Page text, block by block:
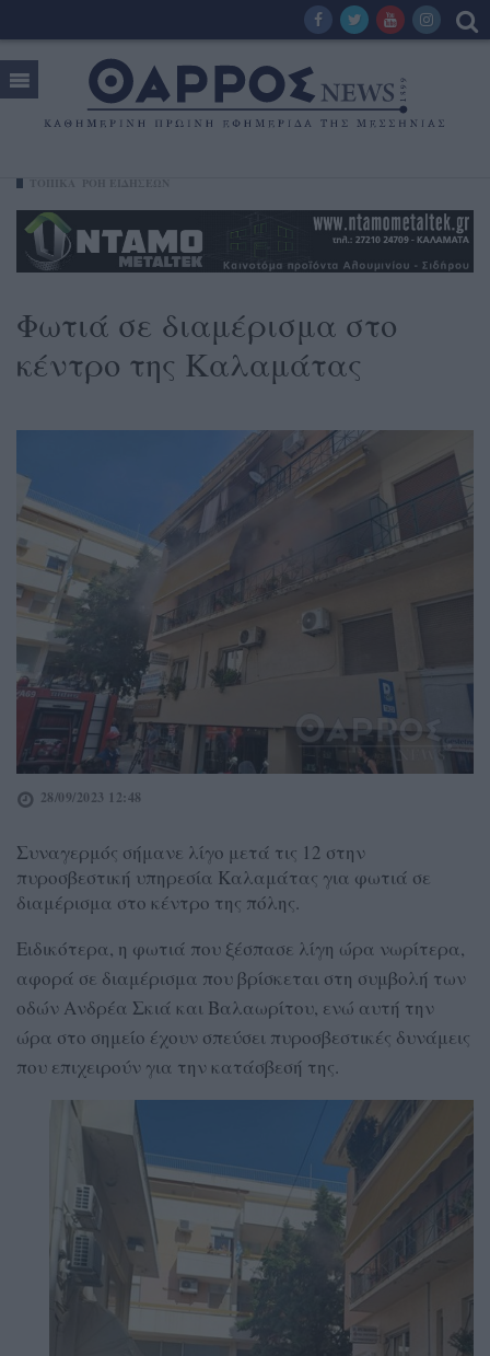
Φωτιά σε διαμέρισμα στο
κέντρο της Καλαμάτας
28/09/2023 12:48
Συναγερμός σήμανε λίγο μετά τις 12 στην
πυροσβεστική υπηρεσία Καλαμάτας για φωτιά σε
διαμέρισμα στο κέντρο της πόλης.
Ειδικότερα, η φωτιά που ξέσπασε λίγη ώρα νωρίτερα,
αφορά σε διαμέρισμα που βρίσκεται στη συμβολή των
οδών Ανδρέα Σκιά και Βαλαωρίτου, ενώ αυτή την
ώρα στο σημείο έχουν σπεύσει πυροσβεστικές δυνάμεις
που επιχειρούν για την κατάσβεσή της.